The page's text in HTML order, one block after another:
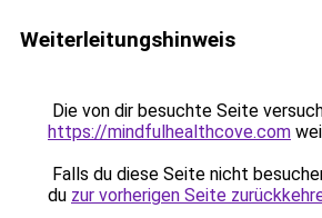
Weiterleitungshinweis
Die von dir besuchte Seite
https://mindfulhealthcove.com
Falls du diese Seite nicht
du zur vorherigen Seite